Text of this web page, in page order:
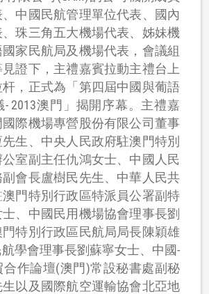
中國民航管理單位代表、國內
珠三角五大機場代表、姊妹機
家民航局及機場代表，會議組
證下，主禮嘉賓拉動主禮台上
，正式為「第四屆中國與葡語
- 2013澳門」揭開序幕。主禮嘉
際機場專營股份有限公司董事
生、中央人民政府駐澳門特別
室副主任仇鴻女士、中國人民
會長盧樹民先生、中華人民共
門特別行政區特派員公署副特
、中國民用機場協會理事長劉
特別行政區民航局局長陳穎雄
學會理事長劉蘇寧女士、中國-
合作論壇(澳門)常設秘書處副秘
以及國際航空運輸協會北亞地